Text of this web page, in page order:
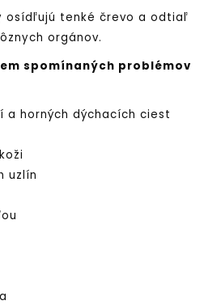
osídľujú tenké črevo a odtiaľ
orgánov.
spomínaných problémov
a horných dýchacích ciest
uzlín